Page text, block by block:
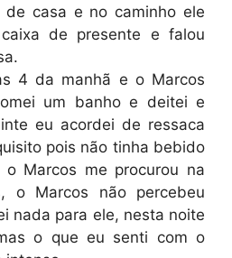
casa e no caminho ele
de presente e falou
4 da manhã e o Marcos
um banho e deitei e
eu acordei de ressaca
pois não tinha bebido
Marcos me procurou na
o Marcos não percebeu
nada para ele, nesta noite
o que eu senti com o